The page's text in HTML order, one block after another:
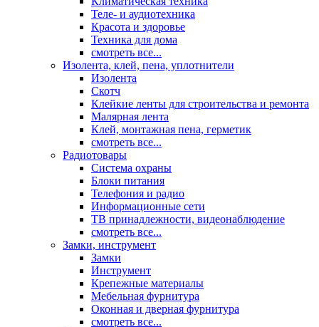
Теле- и аудиотехника
Красота и здоровье
Техника для дома
смотреть все...
Изолента, клей, пена, уплотнители
Изолента
Скотч
Клейкие ленты для строительства и ремонта
Малярная лента
Клей, монтажная пена, герметик
смотреть все...
Радиотовары
Система охраны
Блоки питания
Телефония и радио
Информационные сети
ТВ принадлежности, видеонаблюдение
смотреть все...
Замки, инструмент
Замки
Инструмент
Крепежные материалы
Мебельная фурнитура
Оконная и дверная фурнитура
смотреть все...